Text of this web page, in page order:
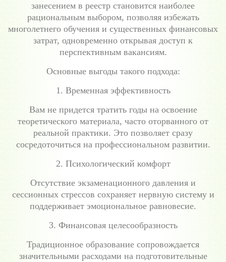
занесением в реестр становится наиболее
рациональным выбором, позволяя избежать
многолетнего обучения и существенных финансовых
затрат, одновременно открывая доступ к
перспективным вакансиям.
Основные выгоды такого подхода:
1. Временная эффективность
Вам не придется тратить годы на освоение
теоретического материала, часто оторванного от
реальной практики. Это позволяет сразу
сосредоточиться на профессиональном развитии.
2. Психологический комфорт
Отсутствие экзаменационного давления и
сессионных стрессов сохраняет нервную систему и
поддерживает эмоциональное равновесие.
3. Финансовая целесообразность
Традиционное образование сопровождается
значительными расходами на подготовительные